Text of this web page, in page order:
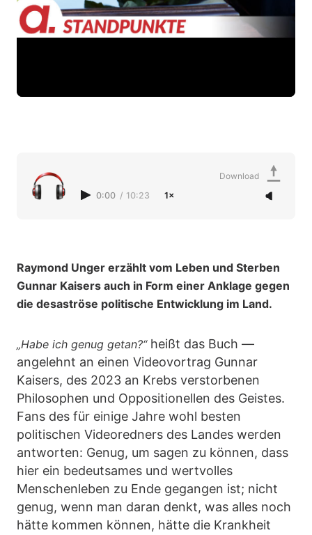
0:00 / 10:23 1×
Download
Raymond Unger erzählt vom Leben und Sterben
Gunnar Kaisers auch in Form einer Anklage gegen
die desaströse politische Entwicklung im Land.
„Habe ich genug getan?“heißt das Buch —
angelehnt an einen Videovortrag Gunnar
Kaisers, des 2023 an Krebs verstorbenen
Philosophen und Oppositionellen des Geistes.
Fans des für einige Jahre wohl besten
politischen Videoredners des Landes werden
antworten: Genug, um sagen zu können, dass
hier ein bedeutsames und wertvolles
Menschenleben zu Ende gegangen ist; nicht
genug, wenn man daran denkt, was alles noch
hätte kommen können, hätte die Krankheit